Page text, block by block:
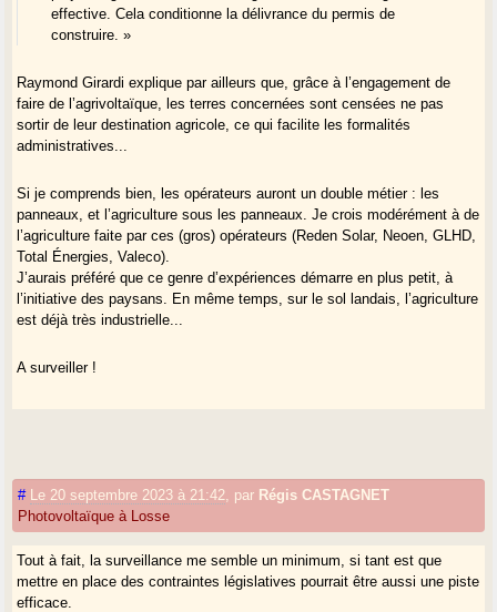
effective. Cela conditionne la délivrance du permis de
construire. »
Raymond Girardi explique par ailleurs que, grâce à l’engagement de
faire de l’agrivoltaïque, les terres concernées sont censées ne pas
sortir de leur destination agricole, ce qui facilite les formalités
administratives...
Si je comprends bien, les opérateurs auront un double métier : les
panneaux, et l’agriculture sous les panneaux. Je crois modérément à de
l’agriculture faite par ces (gros) opérateurs (Reden Solar, Neoen, GLHD,
Total Énergies, Valeco).
J’aurais préféré que ce genre d’expériences démarre en plus petit, à
l’initiative des paysans. En même temps, sur le sol landais, l’agriculture
est déjà très industrielle...
A surveiller !
# Le 20 septembre 2023 à 21:42 par Régis CASTAGNET
Photovoltaïque à Losse
Tout à fait, la surveillance me semble un minimum, si tant est que
mettre en place des contraintes législatives pourrait être aussi une piste
efficace.